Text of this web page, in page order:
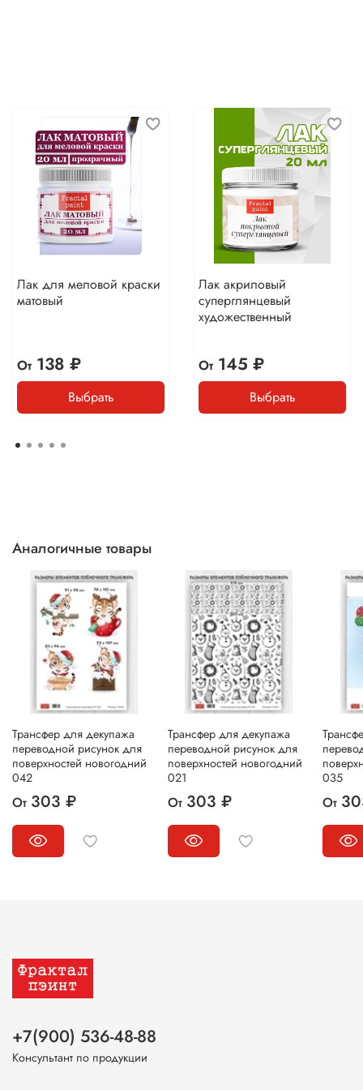
Лак для меловой краски
матовый
От138 ₽
Выбрать
Лак акриловый
суперглянцевый
художественный
От145 ₽
Выбрать
Аналогичные товары
Трансфер для декупажа
переводной рисунок для
поверхностей новогодний
042
От 303 ₽
Трансфер для декупажа
переводной рисунок для
поверхностей новогодний
021
От 303 ₽
035
От
+7(900) 536-48-88
Консультант по продукции